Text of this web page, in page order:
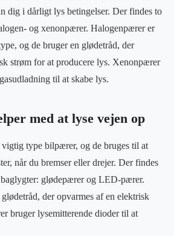
dig i dårligt lys betingelser. Der findes to
og xenonpærer. Halogenpærer er
og de bruger en glødetråd, der
strøm for at producere lys. Xenonpærer
til at skabe lys.
med at lyse vejen op
type bilpærer, og de bruges til at
når du bremser eller drejer. Der findes
glødepærer og LED-pærer.
der opvarmes af en elektrisk
bruger lysemitterende dioder til at